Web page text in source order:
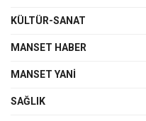
KÜLTÜR-SANAT
MANSET HABER
MANSET YANI
SAĞLIK